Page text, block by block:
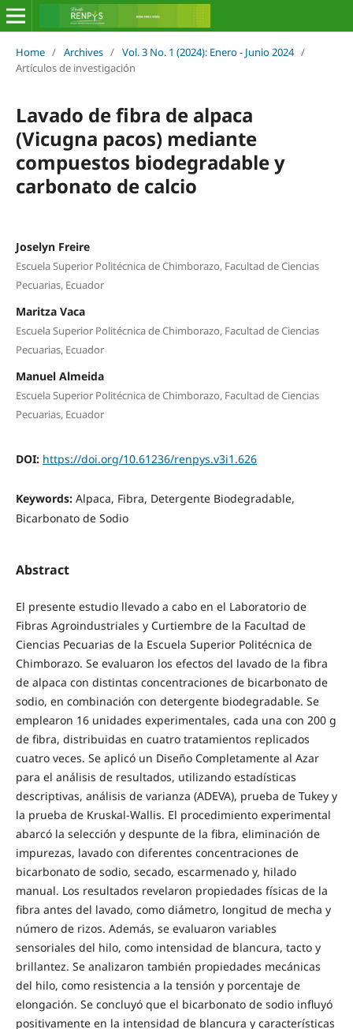
Home / Archives / Vol. 3 No. 1 (2024): Enero - Junio 2024 /
Artículos de investigación
Lavado de fibra de alpaca
(Vicugna pacos) mediante
compuestos biodegradable y
carbonato de calcio
Joselyn Freire
Escuela Superior Politécnica de Chimborazo, Facultad de Ciencias
Pecuarias, Ecuador
Maritza Vaca
Escuela Superior Politécnica de Chimborazo, Facultad de Ciencias
Pecuarias, Ecuador
Manuel Almeida
Escuela Superior Politécnica de Chimborazo, Facultad de Ciencias
Pecuarias, Ecuador
DOI: https://doi.org/10.61236/renpys.v3i1.626
Keywords: Alpaca, Fibra, Detergente Biodegradable,
Bicarbonato de Sodio
Abstract
El presente estudio llevado a cabo en el Laboratorio de
Fibras Agroindustriales y Curtiembre de la Facultad de
Ciencias Pecuarias de la Escuela Superior Politécnica de
Chimborazo. Se evaluaron los efectos del lavado de la fibra
de alpaca con distintas concentraciones de bicarbonato de
sodio, en combinación con detergente biodegradable. Se
emplearon 16 unidades experimentales, cada una con 200 g
de fibra, distribuidas en cuatro tratamientos replicados
cuatro veces. Se aplicó un Diseño Completamente al Azar
para el análisis de resultados, utilizando estadísticas
descriptivas, análisis de varianza (ADEVA), prueba de Tukey y
la prueba de Kruskal-Wallis. El procedimiento experimental
abarcó la selección y despunte de la fibra, eliminación de
impurezas, lavado con diferentes concentraciones de
bicarbonato de sodio, secado, escarmenado y, hilado
manual. Los resultados revelaron propiedades físicas de la
fibra antes del lavado, como diámetro, longitud de mecha y
número de rizos. Además, se evaluaron variables
sensoriales del hilo, como intensidad de blancura, tacto y
brillantez. Se analizaron también propiedades mecánicas
del hilo, como resistencia a la tensión y porcentaje de
elongación. Se concluyó que el bicarbonato de sodio influyó
positivamente en la intensidad de blancura y características